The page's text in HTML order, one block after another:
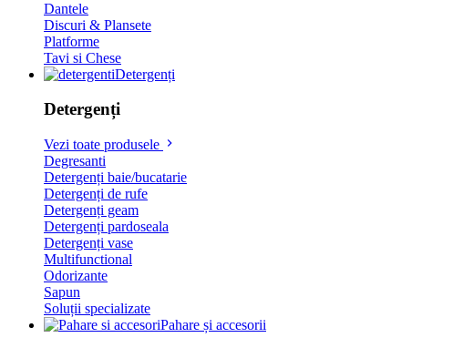
Dantele
Discuri & Plansete
Platforme
Tavi si Chese
Detergenți
Detergenți
Vezi toate produsele
Degresanti
Detergenți baie/bucatarie
Detergenți de rufe
Detergenți geam
Detergenți pardoseala
Detergenți vase
Multifunctional
Odorizante
Sapun
Soluții specializate
Pahare și accesorii